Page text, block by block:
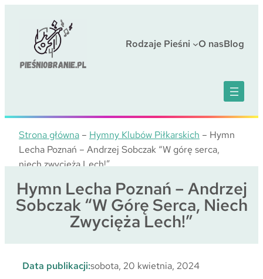
Rodzaje Pieśni O nasBlog
Strona główna – Hymny Klubów Piłkarskich – Hymn
Lecha Poznań – Andrzej Sobczak “W górę serca,
niech zwycięża Lech!”
Hymn Lecha Poznań – Andrzej
Sobczak “W Górę Serca, Niech
Zwycięża Lech!”
Data publikacji:sobota, 20 kwietnia, 2024